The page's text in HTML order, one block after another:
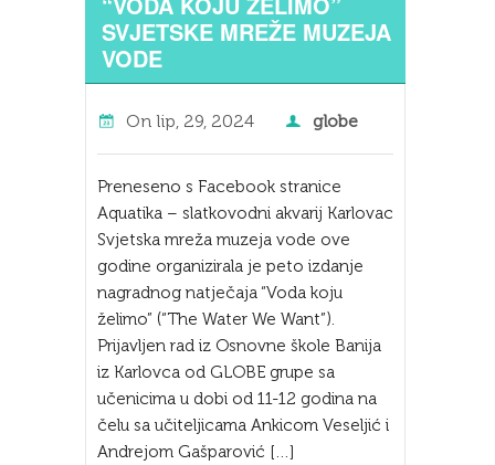
SVJETSKE MREŽE MUZEJA
VODE
Onlip, 29, 2024 globe
Preneseno s Facebook stranice
Aquatika – slatkovodni akvarij Karlovac
Svjetska mreža muzeja vode ove
godine organizirala je peto izdanje
nagradnog natječaja “Voda koju
želimo” (“The Water We Want”).
Prijavljen rad iz Osnovne škole Banija
iz Karlovca od GLOBE grupe sa
učenicima u dobi od 11-12 godina na
čelu sa učiteljicama Ankicom Veseljić i
Andrejom Gašparović […]